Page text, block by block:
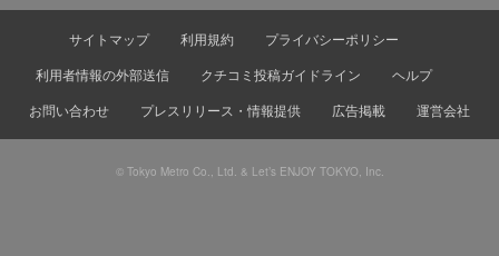
サイトマップ 利用規約
プライバシーポリシー
利用者情報の外部送信
クチコミ投稿ガイドライン
ヘルプ
お問い合わせ
プレスリリース・情報提供 広告掲載 運営会社
© Tokyo Metro Co., Ltd. & Let’s ENJOY TOKYO, Inc.